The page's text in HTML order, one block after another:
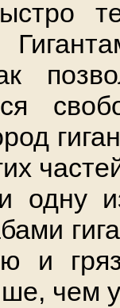
одну
и
чем